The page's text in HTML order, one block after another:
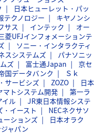
日本ヒューレット・パッ
テクノロジー
キヤノンシ
サス インテック
オー
菱UFJインフォメーションテ
ソニー・インタラクティ
スシステムズ
パナソニッ
ズ 富士通Japan
京セ
国データバンク
Ｓｋ
サービシズ ZOZO
日本
マトシステム開発
第一ラ
イル
JR東日本情報システ
イースト
NECネクサソ
ーションズ
日本オラク
ャパン